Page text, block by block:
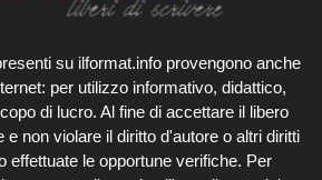
su ilformat.info provengono anche
per utilizzo informativo, didattico,
di lucro. Al fine di accettare il libero
e non violare il diritto d'autore o altri diritti
effettuate le opportune verifiche. Per